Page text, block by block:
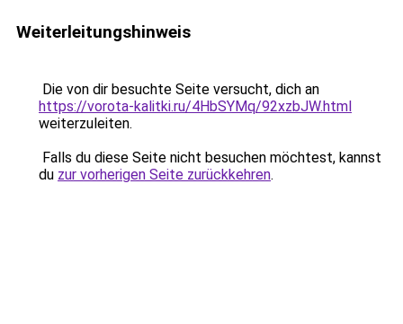
Weiterleitungshinweis
Die von dir besuchte Seite versucht, dich an
https://vorota-kalitki.ru/4HbSYMq/92xzbJW.html
weiterzuleiten.
Falls du diese Seite nicht besuchen möchtest, kannst
du zur vorherigen Seite zurückkehren.